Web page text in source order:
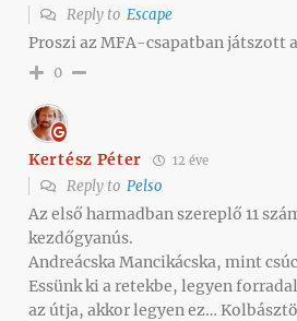
Reply to Escape
Proszi az MFA-csapatban játszott
0
Kertész Péter 12 éve
Reply to Pelso
Az első harmadban szereplő 11
kezdőgyanús.
Andreácska Mancikácska, mint
Essünk ki a retekbe, legyen
az útja, akkor legyen ez…